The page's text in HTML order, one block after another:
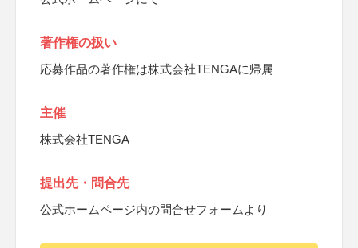
著作権の扱い
応募作品の著作権は株式会社TENGAに帰属
主催
株式会社TENGA
提出先・問合先
公式ホームページ内の問合せフォームより